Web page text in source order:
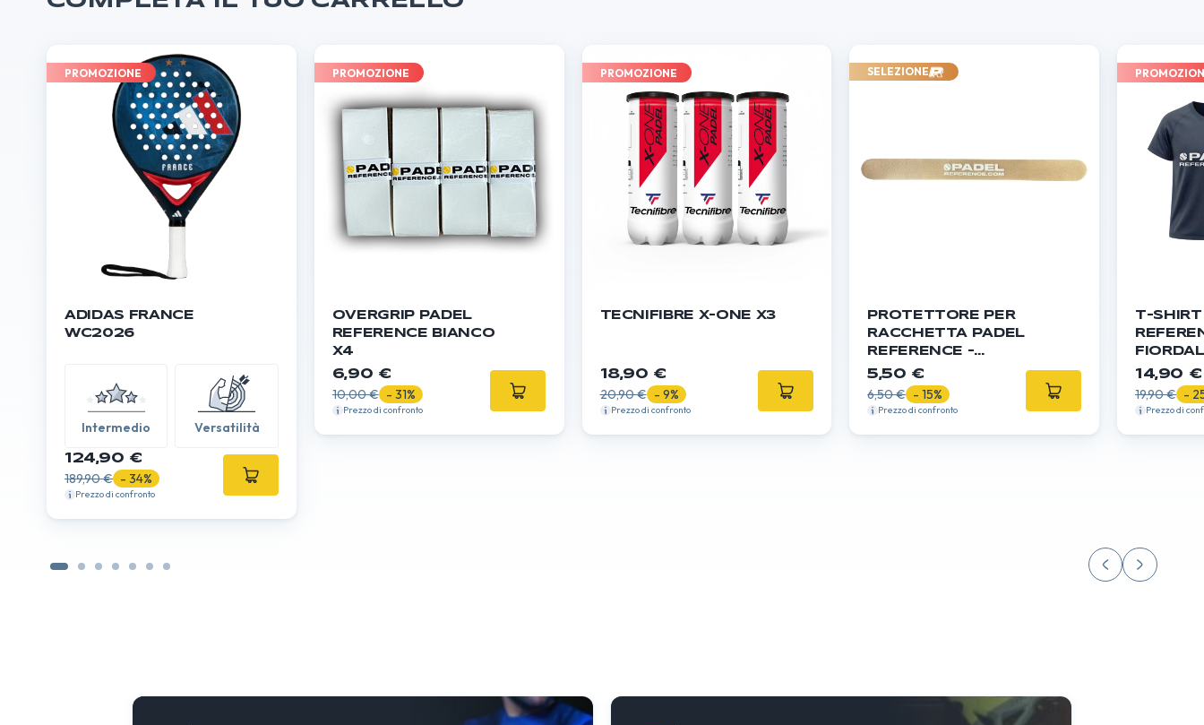
PROMOZIONE
ADIDAS FRANCE
WC2026
Intermedio Versatilità
124,90 €
189,90 € - 34%
Prezzo di confronto
PROMOZIONE
OVERGRIP PADEL
REFERENCE BIANCO
X4
6,90 €
10,00 € - 31%
Prezzo di confronto
PROMOZIONE
TECNIFIBRE X-ONE X3
18,90 €
20,90 € - 9%
Prezzo di confronto
SELEZIONE
PROTETTORE PER
RACCHETTA PADEL
REFERENCE -
TRASPARENTE
5,50 €
6,50 € - 15%
Prezzo di confronto
T-SHIRT
14,90 €
19,90 € -
Prezzo di